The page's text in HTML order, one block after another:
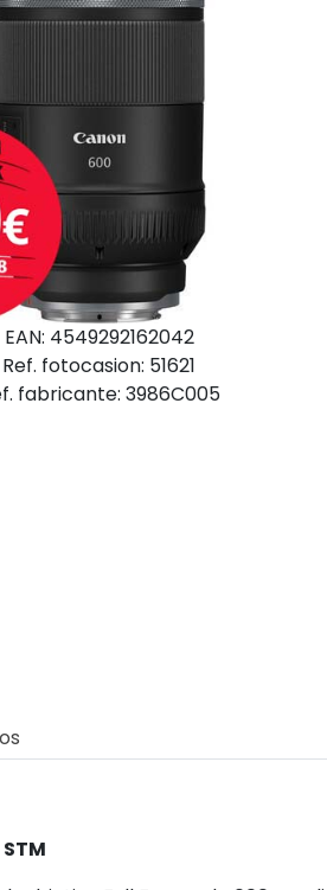
EAN: 4549292162042
Ref. fotocasion: 51621
fabricante: 3986C005